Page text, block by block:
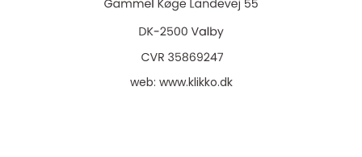
web: www.klikko.dk